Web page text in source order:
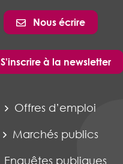
Nous écrire
S'inscrire à la newsletter
Offres d’emploi
Marchés publics
Enquêtes publiques